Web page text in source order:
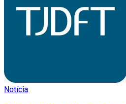
Notícia